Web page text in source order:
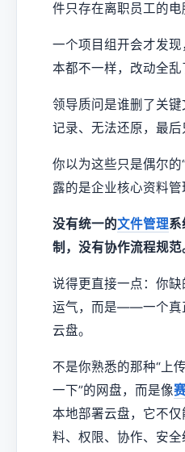
件只存在离职员工的电
一个项目组开会才发
本都不一样，改动全乱
领导质问是谁删了关
记录、无法还原，最后
你以为这些只是偶尔的
露的是企业核心资料管
没有统一的文件管理
制，没有协作流程规范
说得更直接一点：你
运气，而是——一个真
云盘。
不是你熟悉的那种“上
一下”的网盘，而是像
本地部署云盘，它不
料、权限、协作、安